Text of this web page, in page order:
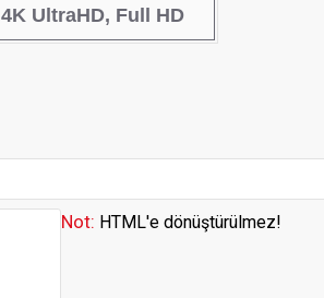
4K UltraHD, Full HD
Not: HTML'e dönüştürülmez!